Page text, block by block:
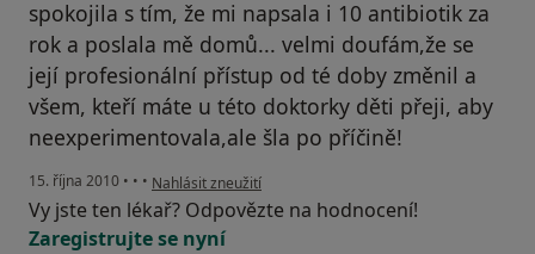
spokojila s tím, že mi napsala i 10 antibiotik za
rok a poslala mě domů... velmi doufám,že se
její profesionální přístup od té doby změnil a
všem, kteří máte u této doktorky děti přeji, aby
neexperimentovala,ale šla po příčině!
15. října 2010 • • • podle názoru uživatele Pacient
Nahlásit zneužití
Vy jste ten lékař? Odpovězte na hodnocení!
Zaregistrujte se nyní